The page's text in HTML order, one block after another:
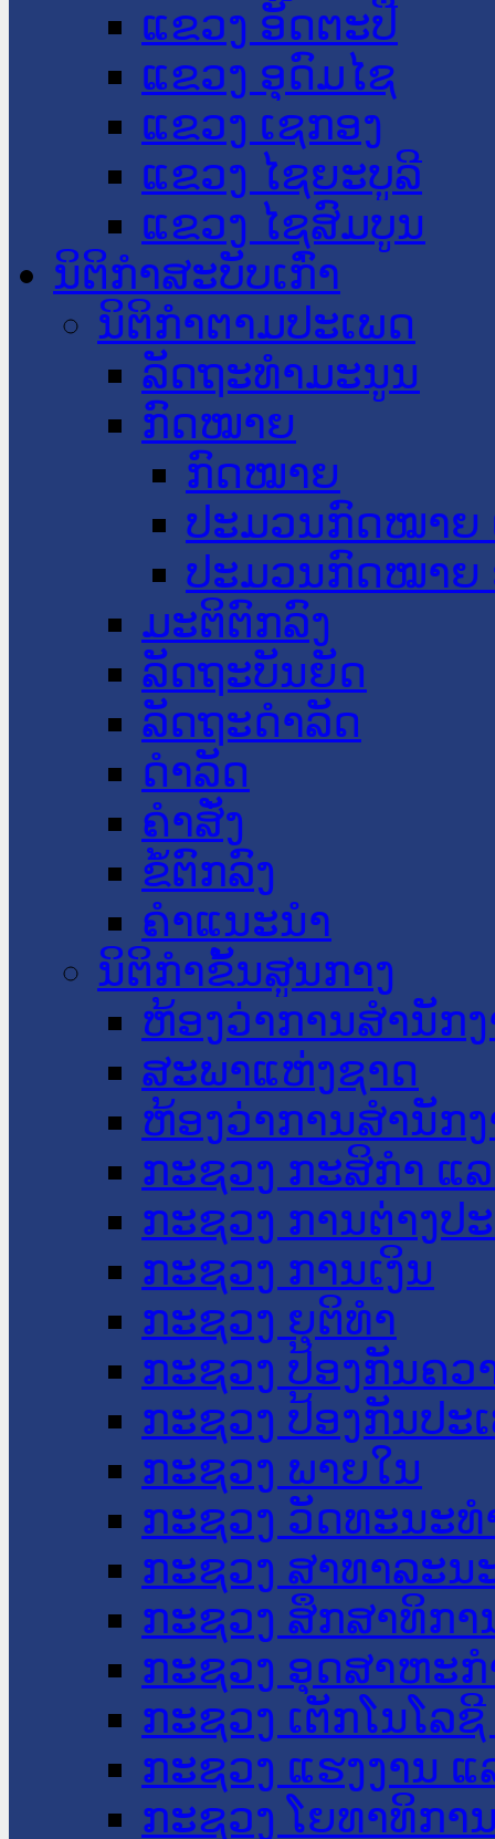
ແຂວງ ອັດຕະປື
ແຂວງ ອຸດົມໄຊ
ແຂວງ ເຊກອງ
ແຂວງ ໄຊຍະບູລີ
ແຂວງ ໄຊສົມບູນ
ນິຕິກໍາສະບັບເກົ່າ
ນິຕິກຳຕາມປະເພດ
ລັດຖະທໍາມະນູນ
ກົດໝາຍ
ກົດໝາຍ
ປະມວນກົດໝາຍ
ປະມວນກົດໝາຍ
ມະຕິຕົກລົງ
ລັດຖະບັນຍັດ
ລັດຖະດໍາລັດ
ດໍາລັດ
ຄໍາສັ່ງ
ຂໍ້ຕົກລົງ
ຄໍາແນະນໍາ
ນິຕິກໍາຂັ້ນສູນກາງ
ຫ້ອງວ່າການສໍານັກ
ສະພາແຫ່ງຊາດ
ຫ້ອງວ່າການສຳນັກ
ກະຊວງ ກະສິກຳ ແ
ກະຊວງ ການຕ່າງປ
ກະຊວງ ການເງິນ
ກະຊວງ ຍຸຕິທໍາ
ກະຊວງ ປ້ອງກັນຄວ
ກະຊວງ ປ້ອງກັນປະ
ກະຊວງ ພາຍໃນ
ກະຊວງ ວັດທະນະ
ກະຊວງ ສາທາລະນ
ກະຊວງ ສຶກສາທິກາ
ກະຊວງ ອຸດສາຫະ
ກະຊວງ ເຕັກໂນໂລ
ກະຊວງ ແຮງງານ
ກະຊວງ ໂຍທາທິກາ